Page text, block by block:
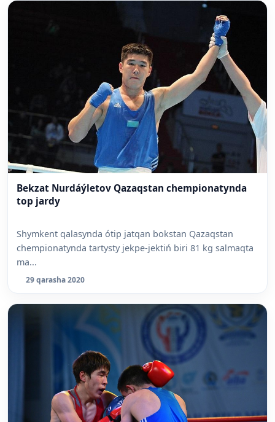
Bekzat Nurdáýletov Qazaqstan chempionatynda
top jardy
Shymkent qalasynda ótip jatqan bokstan Qazaqstan
chempionatynda tartysty jekpe-jektiń biri 81 kg salmaqta
ma...
29 qarasha 2020